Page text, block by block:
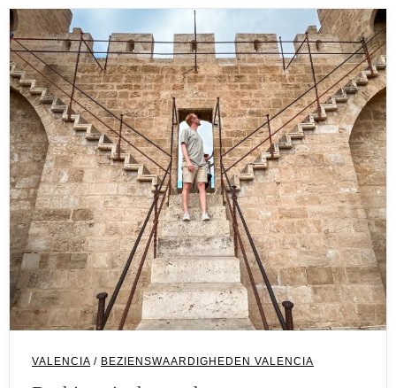
VALENCIA / BEZIENSWAARDIGHEDEN VALENCIA